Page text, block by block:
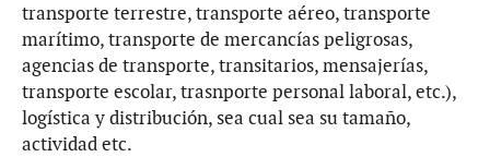
transporte terrestre, transporte aéreo, transporte
marítimo, transporte de mercancías peligrosas,
agencias de transporte, transitarios, mensajerías,
transporte escolar, trasnporte personal laboral, etc.),
logística y distribución, sea cual sea su tamaño,
actividad etc.